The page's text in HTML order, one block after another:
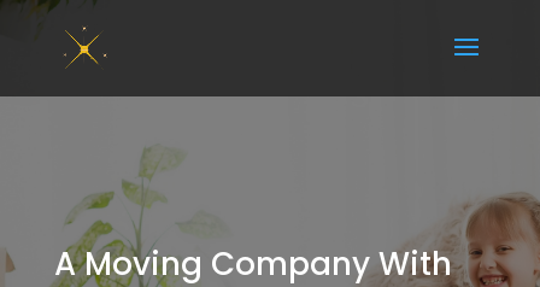
A Moving Company With